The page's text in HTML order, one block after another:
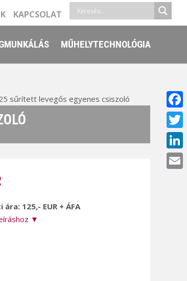
KAPCSOLAT
MŰHELYTECHNOLÓGIA
sűrített levegős egyenes csiszoló
125,- EUR + ÁFA
▼